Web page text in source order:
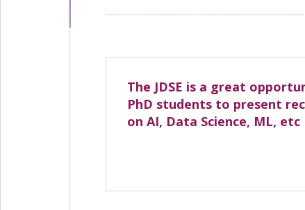
The JDSE is a great
PhD students to present
on AI, Data Science, ML, etc